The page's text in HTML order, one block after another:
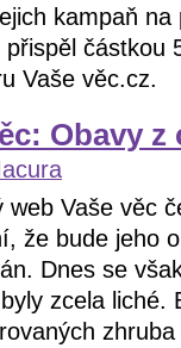
kampaň
částkou
Vaše věc.cz.
Obavy
web Vaše věc
že bude jeho
Dnes se
zcela liché.